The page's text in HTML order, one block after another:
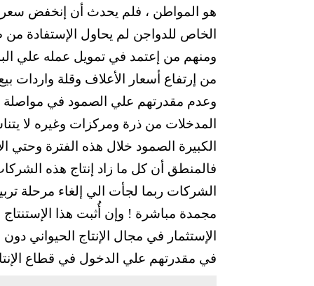
هو المواطن ، فلم يحدث أن إنخفض سعر
الخاص للدواجن لم يحاول الإستفادة من
ومنهم من إعتمد في تمويل عمله علي
من إرتفاع أسعار الأعلاف وقلة واردات
وعدم مقدرتهم علي الصمود في
المدخلات من ذرة ومركزات وغيره لا
الكبيرة الصمود خلال هذه الفترة وحتي
فالمنطق أن كل ما زاد إنتاج هذه
الشركات ربما لجأت الي إلغاء مرحلة
مجمدة مباشرة ! وإن أُثبت هذا
الإستثمار في مجال الإنتاج الحيواني
في مقدرتهم علي الدخول في قطاع